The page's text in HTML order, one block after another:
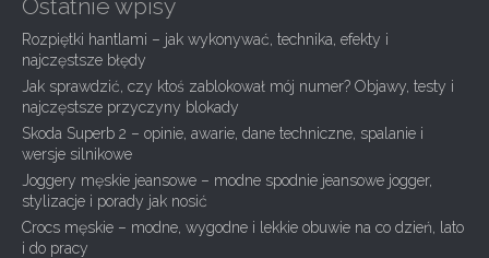
a
v
i
g
a
t
i
o
Ostatnie wpisy
Rozpiętki hantlami – jak wykonywać, technika, efekty i
najczęstsze błędy
Jak sprawdzić, czy ktoś zablokował mój numer? Objawy, testy i
najczęstsze przyczyny blokady
Skoda Superb 2 – opinie, awarie, dane techniczne, spalanie i
wersje silnikowe
Joggery męskie jeansowe – modne spodnie jeansowe jogger,
stylizacje i porady jak nosić
Crocs męskie – modne, wygodne i lekkie obuwie na co dzień, lato
i do pracy